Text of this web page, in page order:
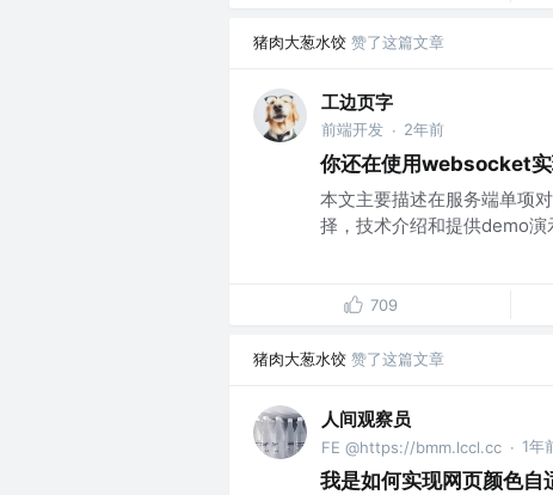
猪肉大葱水饺 赞了这篇文章
工边页字
前端开发 · 2年前
你还在使用websocket实
本文主要描述在服务端单项
择，技术介绍和提供demo
709
猪肉大葱水饺 赞了这篇文章
人间观察员
FE @https://bmm.lccl.cc · 1年
我是如何实现网页颜色自